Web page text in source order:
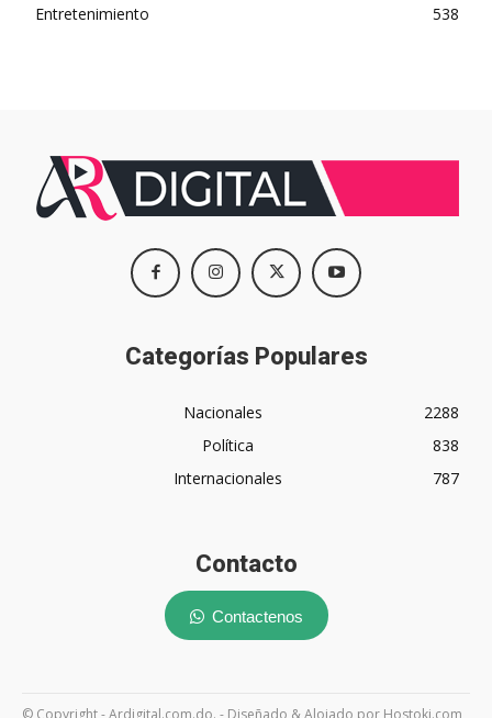
Entretenimiento
538
Categorías Populares
Nacionales
2288
Política
838
Internacionales
787
Contacto
Contactenos
© Copyright - Ardigital.com.do. - Diseñado & Alojado por Hostoki.com